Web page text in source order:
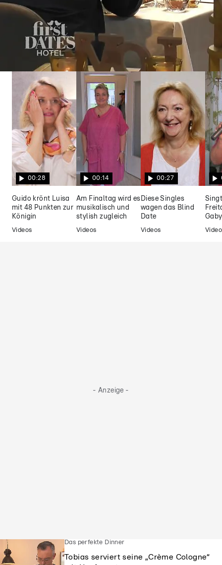
First Dates Hotel
Philipp und Kim müssen mit anderen Date-
Partnern vorlieb nehmen
00:28
Guido krönt Luisa
mit 48 Punkten zur
Königin
Videos
00:14
Am Finaltag wird es
musikalisch und
stylish zugleich
Videos
00:27
Diese Singles
wagen das Blind
Date
Videos
- Anzeige -
Das perfekte Dinner
Tobias serviert seine „Crème Cologne“